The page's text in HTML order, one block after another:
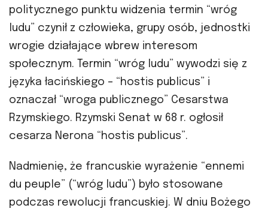
politycznego punktu widzenia termin “wróg
ludu” czynił z człowieka, grupy osób, jednostki
wrogie działające wbrew interesom
społecznym. Termin “wróg ludu” wywodzi się z
języka łacińskiego – “hostis publicus” i
oznaczał “wroga publicznego” Cesarstwa
Rzymskiego. Rzymski Senat w 68 r. ogłosił
cesarza Nerona “hostis publicus”.
Nadmienię, że francuskie wyrażenie “ennemi
du peuple” (“wróg ludu”) było stosowane
podczas rewolucji francuskiej. W dniu Bożego